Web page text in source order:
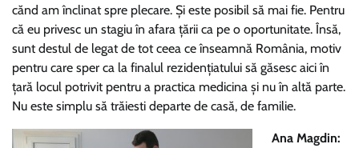
cănd am înclinat spre plecare. Și este posibil să mai fie. Pentru
că eu privesc un stagiu în afara țării ca pe o oportunitate. Însă,
sunt destul de legat de tot ceea ce înseamnă România, motiv
pentru care sper ca la finalul rezidențiatului să găsesc aici în
țară locul potrivit pentru a practica medicina și nu în altă parte.
Nu este simplu să trăiesti departe de casă, de familie.
Ana Magdin: